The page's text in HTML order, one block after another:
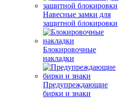
Навесные замки для
защитной блокировки
Блокировочные
накладки
Предупреждающие
бирки и знаки